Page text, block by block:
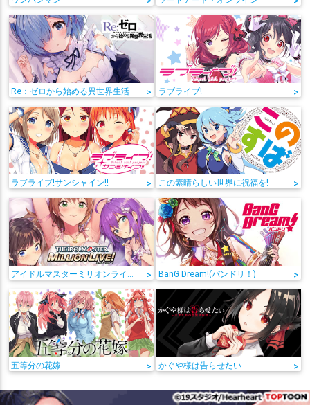
Re：ゼロから始める異世界生活 > ラブライブ! >
ラブライブ!サンシャイン!! > この素晴らしい世界に祝福を! >
アイドルマスターミリオンライブ! > BanG Dream!(バンドリ！) >
五等分の花嫁 > かぐや様は告らせたい >